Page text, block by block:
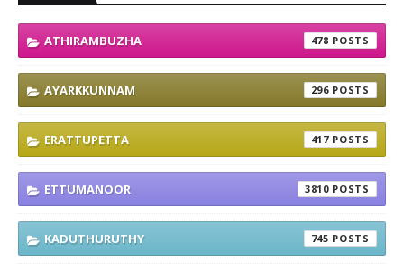
ATHIRAMBUZHA 478
AYARKKUNNAM 296
ERATTUPETTA 417
ETTUMANOOR 3810
KADUTHURUTHY 745